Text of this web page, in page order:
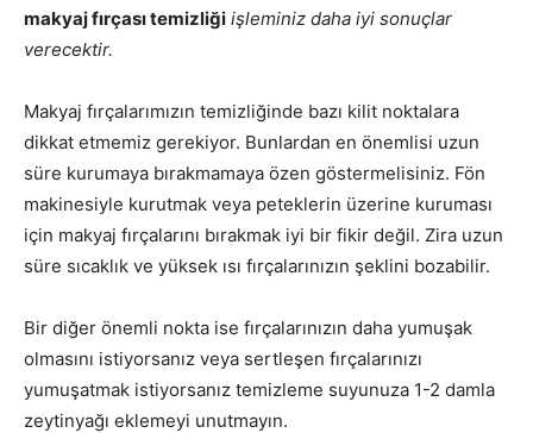
makyaj fırçası temizliği işleminiz daha iyi sonuçlar
verecektir.
Makyaj fırçalarımızın temizliğinde bazı kilit noktalara
dikkat etmemiz gerekiyor. Bunlardan en önemlisi uzun
süre kurumaya bırakmamaya özen göstermelisiniz. Fön
makinesiyle kurutmak veya peteklerin üzerine kuruması
için makyaj fırçalarını bırakmak iyi bir fikir değil. Zira uzun
süre sıcaklık ve yüksek ısı fırçalarınızın şeklini bozabilir.
Bir diğer önemli nokta ise fırçalarınızın daha yumuşak
olmasını istiyorsanız veya sertleşen fırçalarınızı
yumuşatmak istiyorsanız temizleme suyunuza 1-2 damla
zeytinyağı eklemeyi unutmayın.